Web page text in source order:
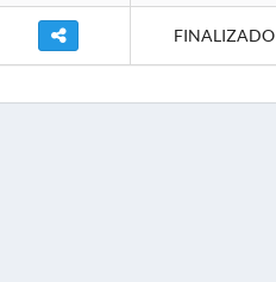
FINALIZADO